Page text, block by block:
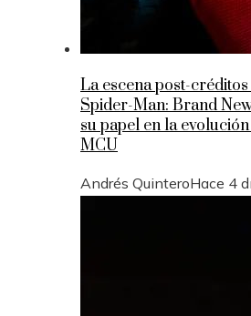
La escena post-
Spider-Man: Brand
su papel en la
MCU
Andrés QuinteroHace 4